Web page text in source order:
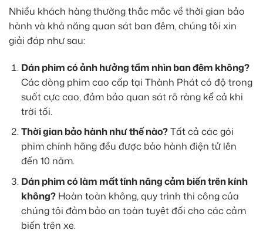
Nhiều khách hàng thường thắc mắc về thời gian bảo
hành và khả năng quan sát ban đêm, chúng tôi xin
giải đáp như sau:
Dán phim có ảnh hưởng tầm nhìn ban đêm không?
Các dòng phim cao cấp tại Thành Phát có độ trong
suốt cực cao, đảm bảo quan sát rõ ràng kể cả khi
trời tối.
Thời gian bảo hành như thế nào?Tất cả các gói
phim chính hãng đều được bảo hành điện tử lên
đến 10 năm.
Dán phim có làm mất tính năng cảm biến trên kính
không?Hoàn toàn không, quy trình thi công của
chúng tôi đảm bảo an toàn tuyệt đối cho các cảm
biến trên xe.